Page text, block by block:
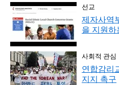
선교
제자사역
을 지원
사회적 관심
연합감리
지지 촉구